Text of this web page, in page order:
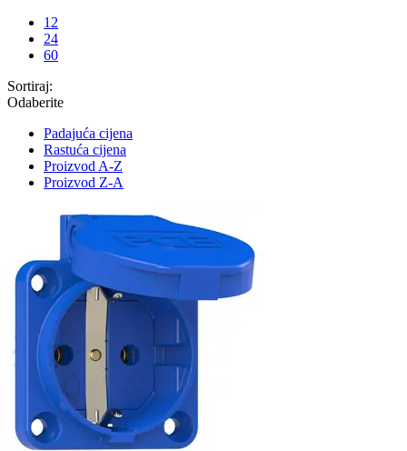
12
24
60
Sortiraj:
Odaberite
Padajuća cijena
Rastuća cijena
Proizvod A-Z
Proizvod Z-A